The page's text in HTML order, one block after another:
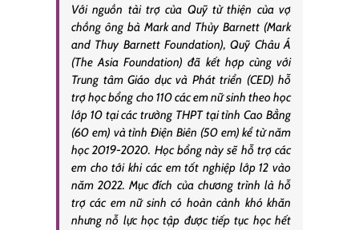
Với nguồn tài trợ của Quỹ từ thiện của vợ
chồng ông bà Mark and Thủy Barnett (Mark
and Thuy Barnett Foundation), Quỹ Châu Á
(The Asia Foundation) đã kết hợp cùng với
Trung tâm Giáo dục và Phát triển (CED) hỗ
trợ học bổng cho 110 các em nữ sinh theo học
lớp 10 tại các trường THPT tại tỉnh Cao Bằng
(60 em) và tỉnh Điện Biên (50 em) kể từ năm
học 2019-2020. Học bổng này sẽ hỗ trợ các
em cho tới khi các em tốt nghiệp lớp 12 vào
năm 2022. Mục đích của chương trình là hỗ
trợ các em nữ sinh có hoàn cảnh khó khăn
nhưng nỗ lực học tập được tiếp tục học hết